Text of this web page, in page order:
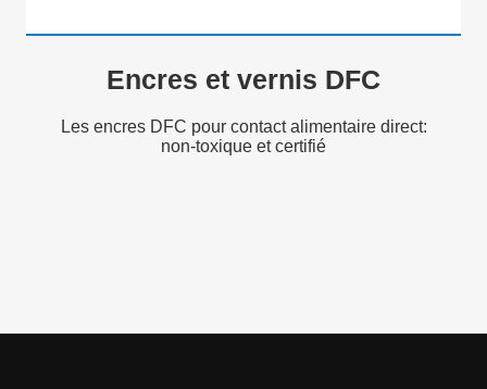
Encres et vernis DFC
Les encres DFC pour contact alimentaire direct:
non-toxique et certifié